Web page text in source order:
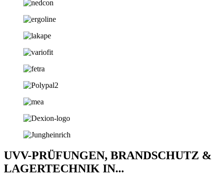
UVV-PRÜFUNGEN, BRANDSCHUTZ &
LAGERTECHNIK IN...